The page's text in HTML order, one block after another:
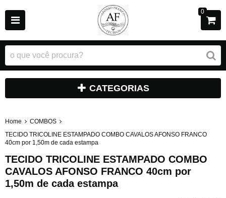
0
CATEGORIAS
Home
COMBOS
TECIDO TRICOLINE ESTAMPADO COMBO CAVALOS AFONSO FRANCO
40cm por 1,50m de cada estampa
TECIDO TRICOLINE ESTAMPADO COMBO
CAVALOS AFONSO FRANCO 40cm por
1,50m de cada estampa